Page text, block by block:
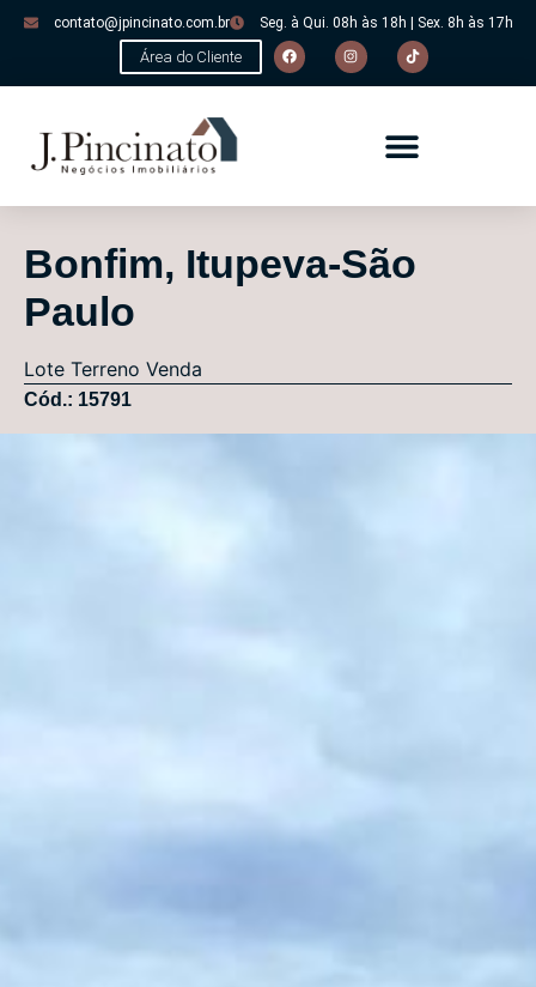
contato@jpincinato.com.br Seg. à Qui. 08h às 18h | Sex. 8h às 17h
Área do Cliente
Bonfim, Itupeva-São
Paulo
Lote Terreno Venda
Cód.: 15791